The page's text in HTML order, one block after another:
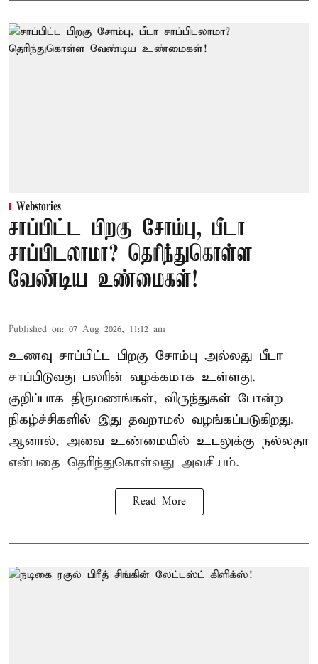
Webstories
சாப்பிட்ட பிறகு சோம்பு, பீடா
சாப்பிடலாமா? தெரிந்துகொள்ள
வேண்டிய உண்மைகள்!
Published on: 07 Aug 2026, 11:12 am
உணவு சாப்பிட்ட பிறகு சோம்பு அல்லது பீடா
சாப்பிடுவது பலரின் வழக்கமாக உள்ளது.
குறிப்பாக திருமணங்கள், விருந்துகள் போன்ற
நிகழ்ச்சிகளில் இது தவறாமல் வழங்கப்படுகிறது.
ஆனால், அவை உண்மையில் உடலுக்கு நல்லதா
என்பதை தெரிந்துகொள்வது அவசியம்.
Read More